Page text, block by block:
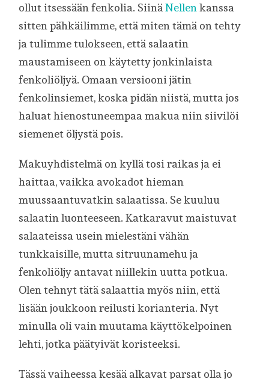
ollut itsessään fenkolia. SiinäNellen kanssa
sitten pähkäilimme, että miten tämä on tehty
ja tulimme tulokseen, että salaatin
maustamiseen on käytetty jonkinlaista
fenkoliöljyä. Omaan versiooni jätin
fenkolinsiemet, koska pidän niistä, mutta jos
haluat hienostuneempaa makua niin siivilöi
siemenet öljystä pois.
Makuyhdistelmä on kyllä tosi raikas ja ei
haittaa, vaikka avokadot hieman
muussaantuvatkin salaatissa. Se kuuluu
salaatin luonteeseen. Katkaravut maistuvat
salaateissa usein mielestäni vähän
tunkkaisille, mutta sitruunamehu ja
fenkoliöljy antavat niillekin uutta potkua.
Olen tehnyt tätä salaattia myös niin, että
lisään joukkoon reilusti korianteria. Nyt
minulla oli vain muutama käyttökelpoinen
lehti, jotka päätyivät koristeeksi.
Tässä vaiheessa kesää alkavat parsat olla jo